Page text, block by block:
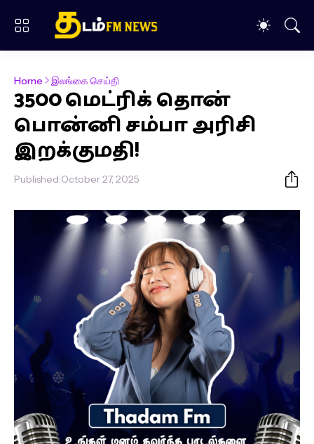
Home இலங்கை செய்தி
3500 மெட்ரிக் தொன்
பொன்னி சம்பா அரிசி
இறக்குமதி!
Published:October 27, 2025